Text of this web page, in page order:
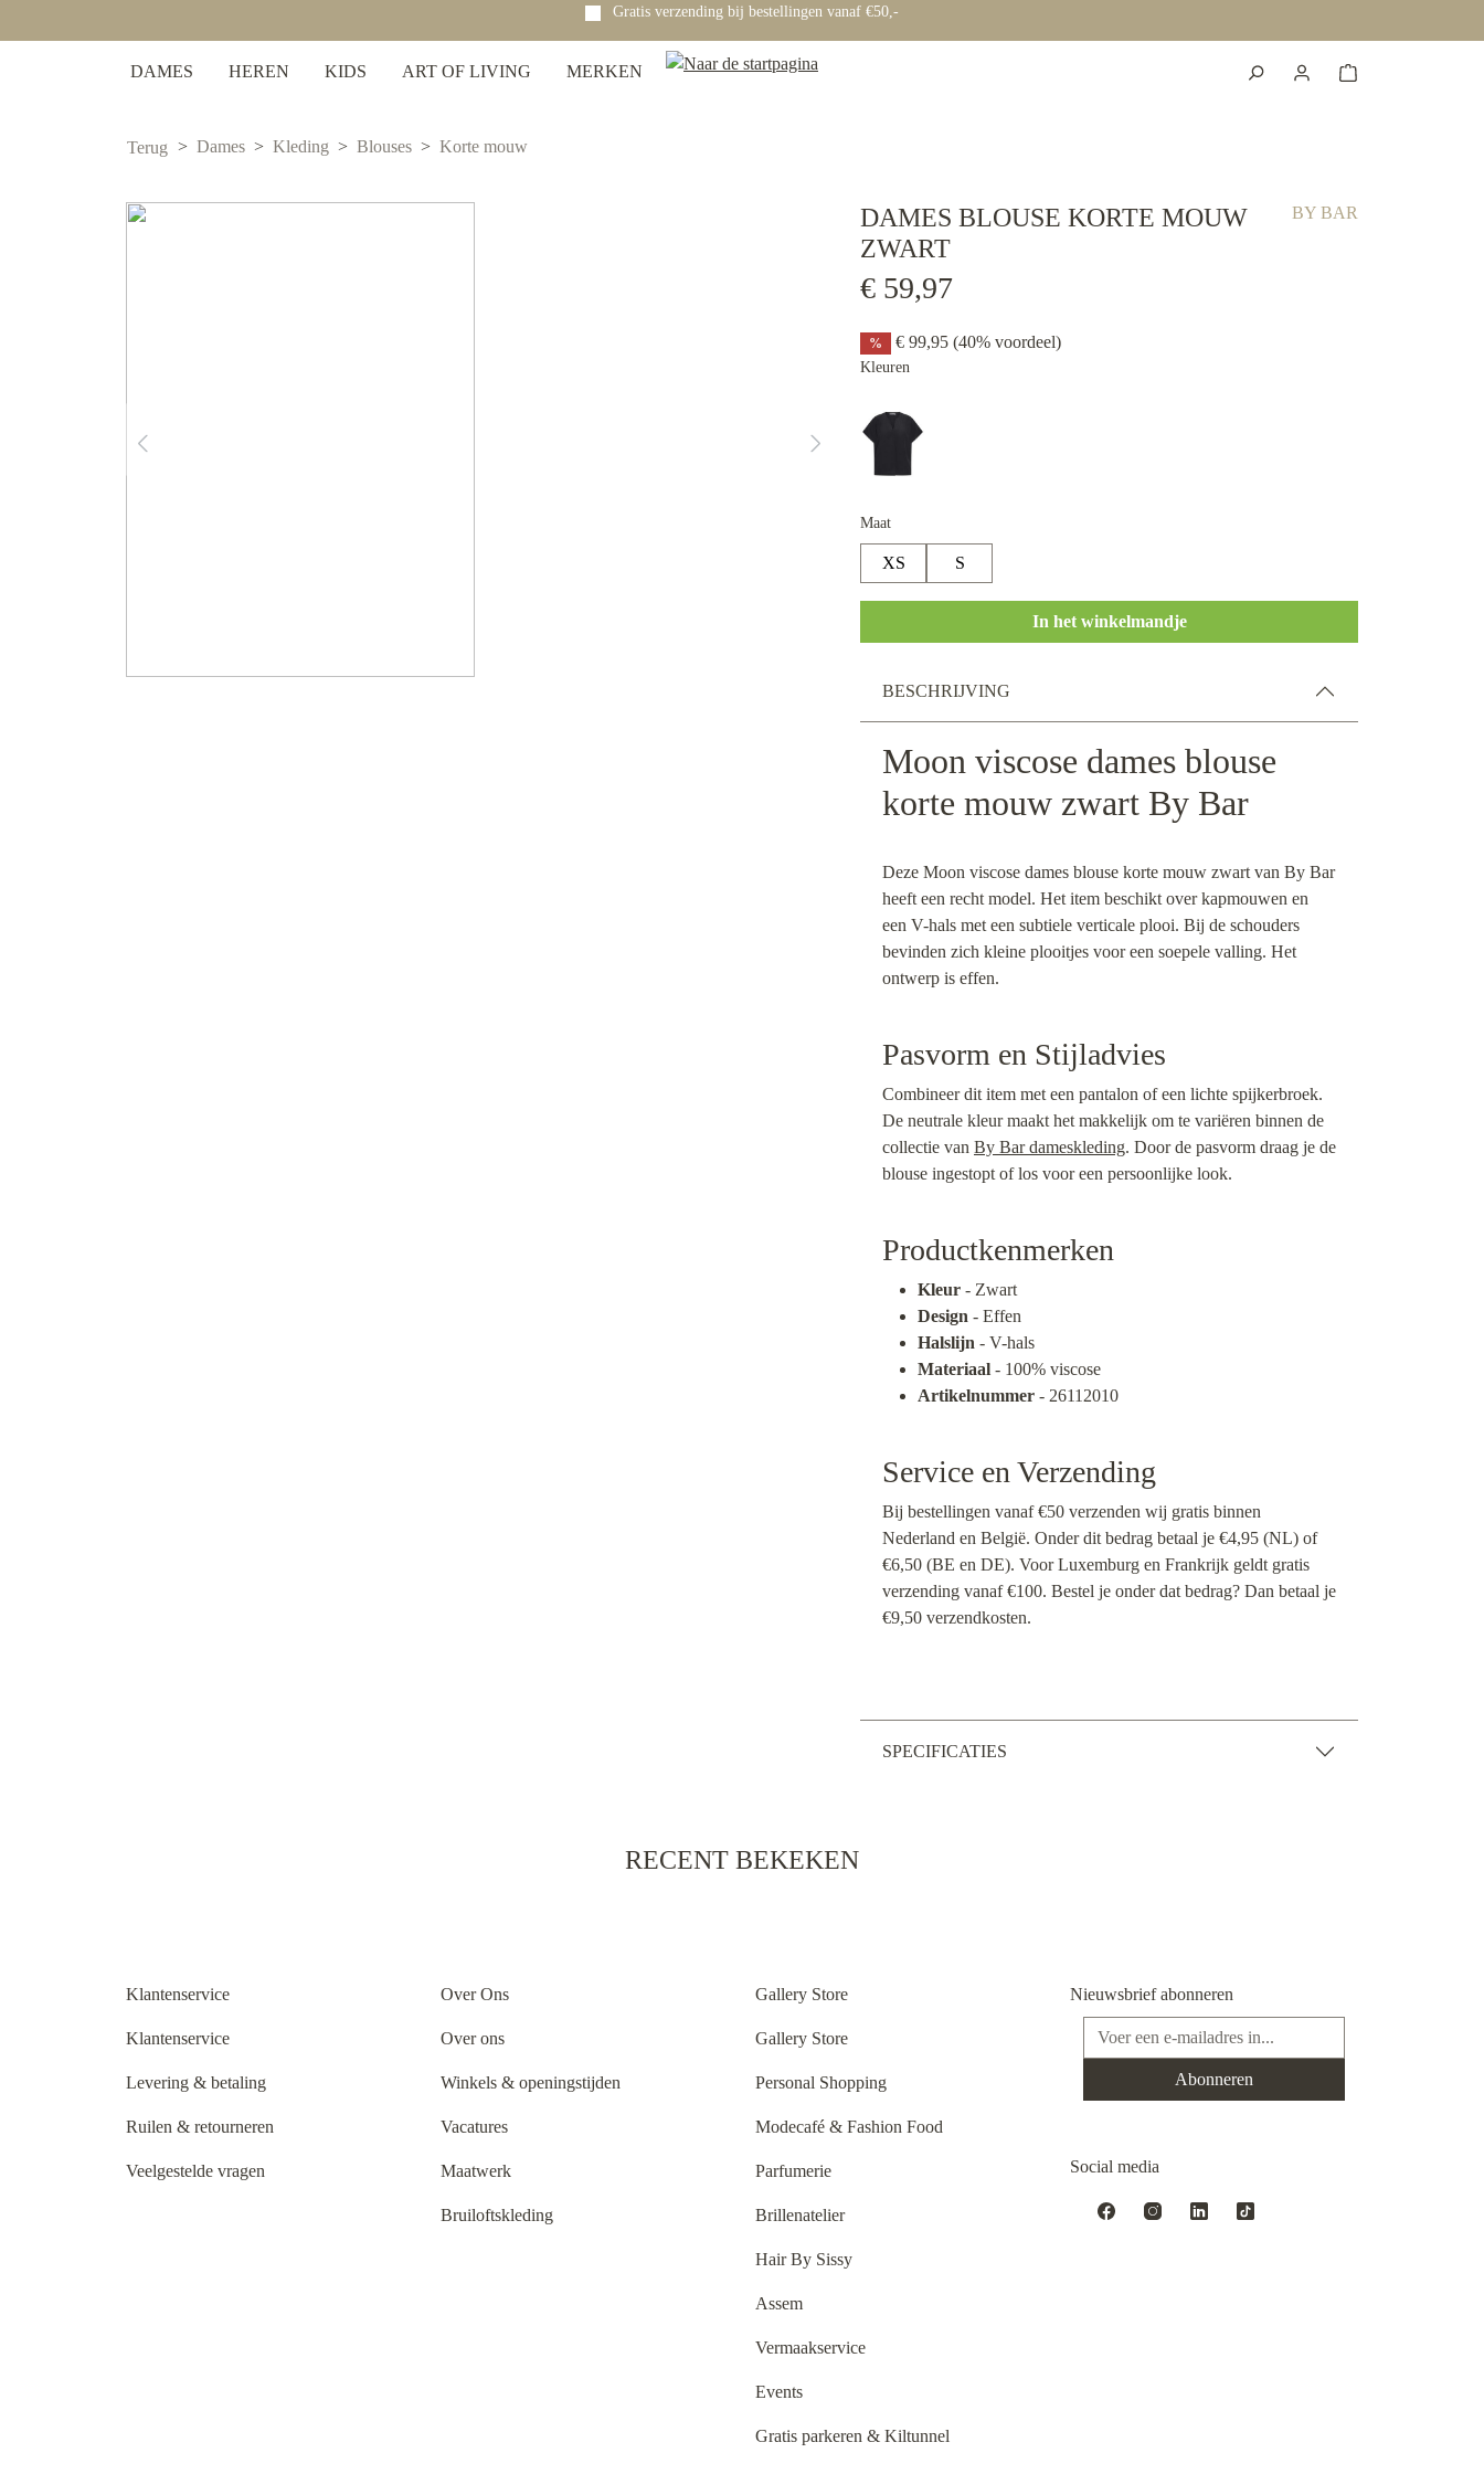
Gratis verzending bij bestellingen vanaf €50,-
DAMES HEREN KIDS ART OF LIVING MERKEN
Terug Dames Kleding Blouses Korte mouw
DAMES BLOUSE KORTE MOUW
ZWART
BY BAR
€ 59,97
% € 99,95 (40% voordeel)
Kleuren
Maat
XS S
In het winkelmandje
BESCHRIJVING
Moon viscose dames blouse
korte mouw zwart By Bar
Deze Moon viscose dames blouse korte mouw zwart van By Bar
heeft een recht model. Het item beschikt over kapmouwen en
een V-hals met een subtiele verticale plooi. Bij de schouders
bevinden zich kleine plooitjes voor een soepele valling. Het
ontwerp is effen.
Pasvorm en Stijladvies
Combineer dit item met een pantalon of een lichte spijkerbroek.
De neutrale kleur maakt het makkelijk om te variëren binnen de
collectie van By Bar dameskleding. Door de pasvorm draag je de
blouse ingestopt of los voor een persoonlijke look.
Productkenmerken
Kleur - Zwart
Design - Effen
Halslijn - V-hals
Materiaal - 100% viscose
Artikelnummer - 26112010
Service en Verzending
Bij bestellingen vanaf €50 verzenden wij gratis binnen
Nederland en België. Onder dit bedrag betaal je €4,95 (NL) of
€6,50 (BE en DE). Voor Luxemburg en Frankrijk geldt gratis
verzending vanaf €100. Bestel je onder dat bedrag? Dan betaal je
€9,50 verzendkosten.
SPECIFICATIES
RECENT BEKEKEN
Klantenservice
Klantenservice
Levering & betaling
Ruilen & retourneren
Veelgestelde vragen
Over Ons
Over ons
Winkels & openingstijden
Vacatures
Maatwerk
Bruiloftskleding
Gallery Store
Gallery Store
Personal Shopping
Modecafé & Fashion Food
Parfumerie
Brillenatelier
Hair By Sissy
Assem
Vermaakservice
Events
Gratis parkeren & Kiltunnel
Nieuwsbrief abonneren
E-mailadres*
Abonneren
Social media